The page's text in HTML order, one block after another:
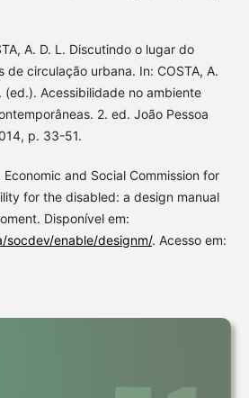
A. D. L. Discutindo o lugar do
de circulação urbana. In: COSTA, A.
(ed.). Acessibilidade no ambiente
2. ed. João Pessoa
p. 33-51.
Economic and Social Commission for
for the disabled: a design manual
Disponível em:
socdev/enable/designm/. Acesso em: